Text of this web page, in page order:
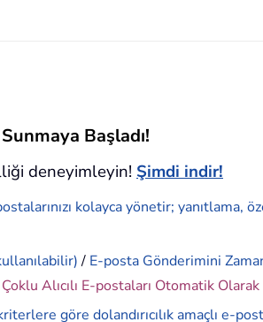
Başladı!
deneyimleyin! Şimdi indir!
kolayca yönetir;
/ E-posta Gönderimini
Çoklu Alıcılı E-postaları Otomatik
göre dolandırıcılık amaçlı e-